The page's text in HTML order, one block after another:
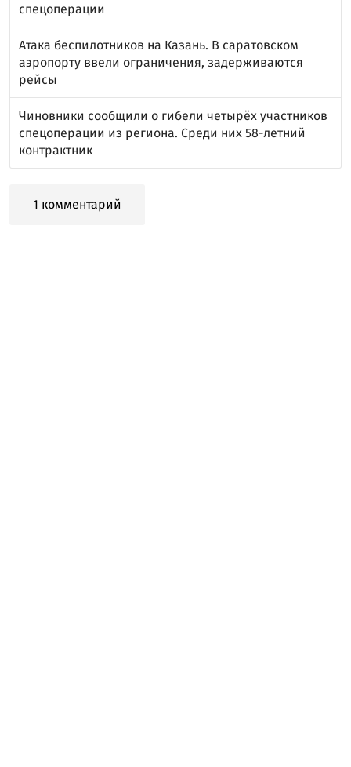
спецоперации
Атака беспилотников на Казань. В саратовском
аэропорту ввели ограничения, задерживаются
рейсы
Чиновники сообщили о гибели четырёх участников
спецоперации из региона. Среди них 58-летний
контрактник
1 комментарий